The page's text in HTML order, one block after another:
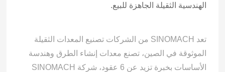
الهندسية الثقيلة الجاهزة للبيع.
تعد SINOMACH من الشركات تصنيع المعدات الثقيلة
الموثوقة في الصين، تصنع معدات إنشاء الطرق وهندسة
الأساسات بخبرة تزيد عن 6 عقود، شركة SINOMACH